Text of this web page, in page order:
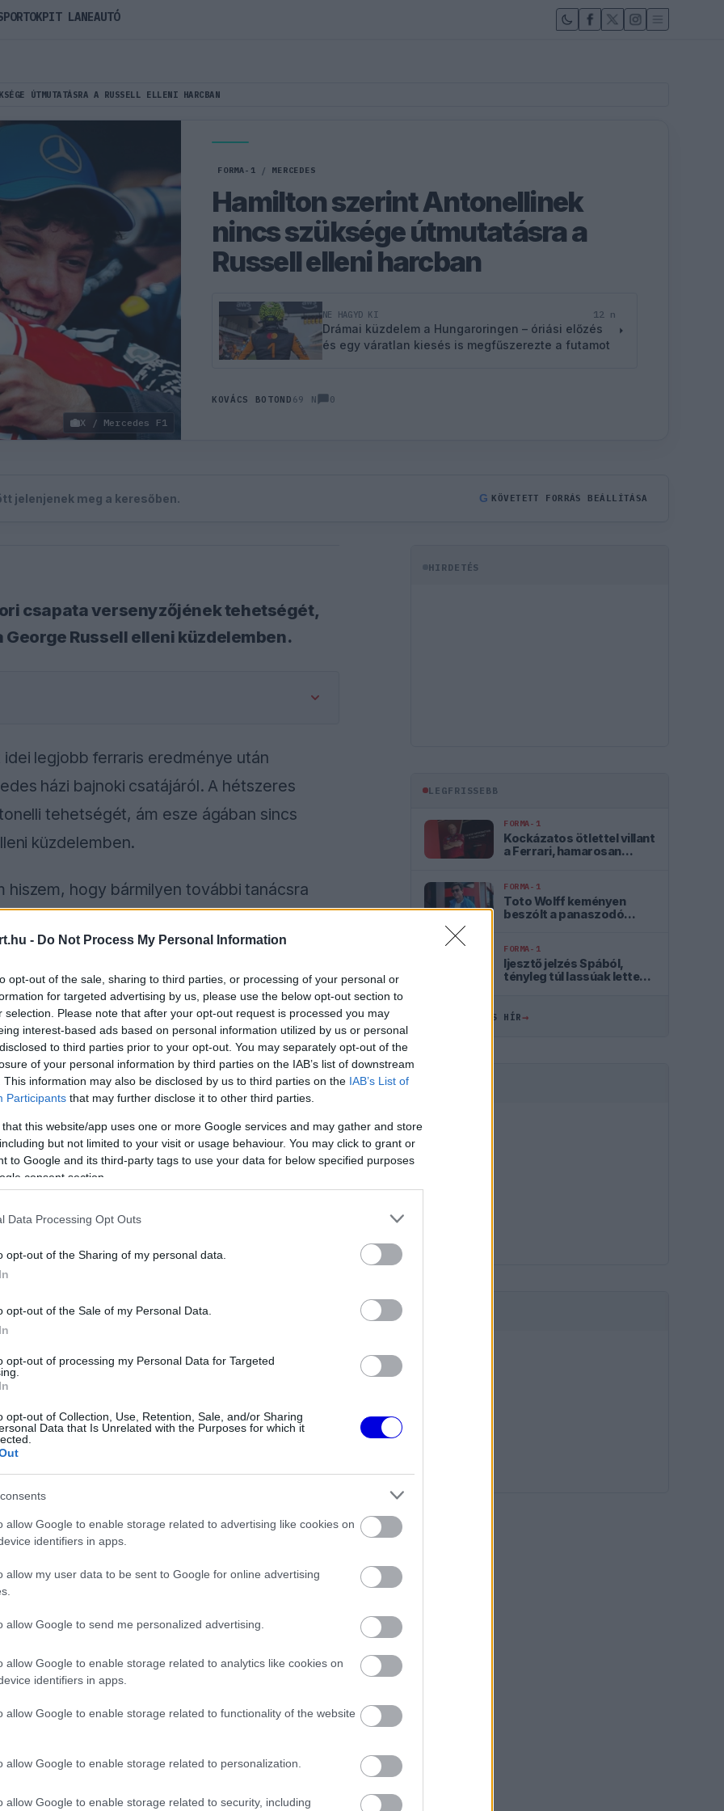
- Do Not Process My Personal Information
opt-out of the sale, sharing to third parties, or processing of your personal or
for targeted advertising by us, please use the below opt-out section to
selection. Please note that after your opt-out request is processed you may
interest-based ads based on personal information utilized by us or personal
to third parties prior to your opt-out. You may separately opt-out of the
of your personal information by third parties on the IAB’s list of downstream
This information may also be disclosed by us to third parties on the IAB’s List of
Participants that may further disclose it to other third parties.
that this website/app uses one or more Google services and may gather and store
but not limited to your visit or usage behaviour. You may click to grant or
to Google and its third-party tags to use your data for below specified purposes
consent section.
Data Processing Opt Outs
opt-out of the Sharing of my personal data.
opt-out of the Sale of my Personal Data.
opt-out of processing my Personal Data for Targeted
opt-out of Collection, Use, Retention, Sale, and/or Sharing
Data that Is Unrelated with the Purposes for which it
allow Google to enable storage related to advertising like cookies on
identifiers in apps.
allow my user data to be sent to Google for online advertising
allow Google to send me personalized advertising.
allow Google to enable storage related to analytics like cookies on
identifiers in apps.
allow Google to enable storage related to functionality of the website
allow Google to enable storage related to personalization.
allow Google to enable storage related to security, including
ÚTMUTATÁSRA A RUSSELL ELLENI HARCBAN
X / Mercedes F1
FORMA-1 / MERCEDES
Hamilton szerint Antonellinek
nincs szüksége útmutatásra a
Russell elleni harcban
NE HAGYD KI 12 n
Drámai küzdelem a Hungaroringen – óriási előzés
és egy váratlan kiesés is megfűszerezte a futamot
KOVÁCS BOTOND 69 N 0
jelenjenek meg a keresőben. G KÖVETETT FORRÁS BEÁLLÍTÁSA
csapata versenyzőjének tehetségét,
Russell elleni küzdelemben.
legjobb ferraris eredménye után
házi bajnoki csatájáról. A hétszeres
tehetségét, ám esze ágában sincs
küzdelemben.
hiszem, hogy bármilyen további tanácsra
elfelejteni, hogy mi továbbra is riválisok
the server or network failed or because the
supported.
es bemutatkozó szezonjával vont
eltért attól a közegtől, amely most a
Lewis Hamilton
FORMA-1
debütálásáról
már valamivel idősebb voltam, a
ma egy rendkívül stabil háttérre
HIRDETÉS
LEGFRISSEBB
FORMA-1
Kockázatos ötlettel villant
a Ferrari, hamarosan
FORMA-1
Toto Wolff keményen
beszólt a panaszodó
FORMA-1
Ijesztő jelzés Spából,
tényleg túl lassúak lettek
ÖSSZES FRISS HÍR→
PIT LANEAUTÓ